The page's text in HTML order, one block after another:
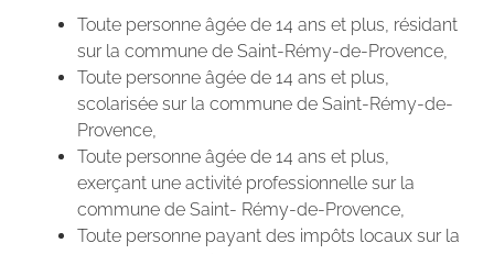
Toute personne âgée de 14 ans et plus, résidant
sur la commune de Saint-Rémy-de-Provence,
Toute personne âgée de 14 ans et plus,
scolarisée sur la commune de Saint-Rémy-de-
Provence,
Toute personne âgée de 14 ans et plus,
exerçant une activité professionnelle sur la
commune de Saint- Rémy-de-Provence,
Toute personne payant des impôts locaux sur la